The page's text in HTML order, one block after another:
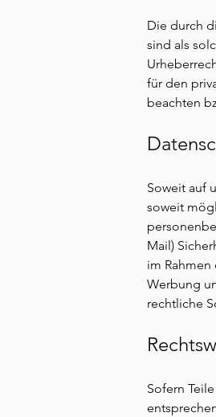
Die durch
sind als
für den
beachten
Soweit auf
soweit
Mail)
im
Werbung
rechtliche
Sofern